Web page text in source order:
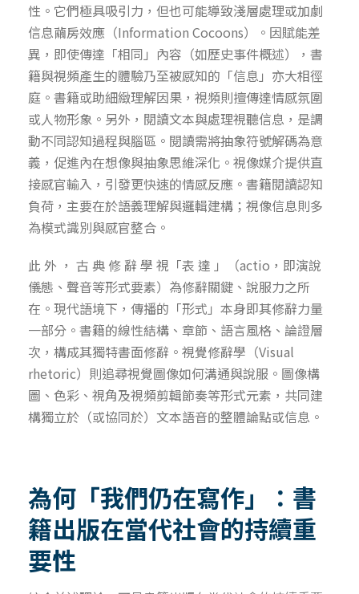
性。它們極具吸引力，但也可能導致淺層處理或加劇
信息繭房效應（Information Cocoons）。因賦能差
異，即使傳達「相同」內容（如歷史事件概述），書
籍與視頻產生的體驗乃至被感知的「信息」亦大相徑
庭。書籍或助細緻理解因果，視頻則擅傳達情感氛圍
或人物形象。另外，閱讀文本與處理視聽信息，是調
動不同認知過程與腦區。閱讀需將抽象符號解碼為意
義，促進內在想像與抽象思維深化。視像媒介提供直
接感官輸入，引發更快速的情感反應。書籍閱讀認知
負荷，主要在於語義理解與邏輯建構；視像信息則多
為模式識別與感官整合。
此 外 ， 古 典 修 辭 學 視「表 達 」（actio，即演說
儀態、聲音等形式要素）為修辭關鍵、說服力之所
在。現代語境下，傳播的「形式」本身即其修辭力量
一部分。書籍的線性結構、章節、語言風格、論證層
次，構成其獨特書面修辭。視覺修辭學（Visual
rhetoric）則追尋視覺圖像如何溝通與說服。圖像構
圖、色彩、視角及視頻剪輯節奏等形式元素，共同建
構獨立於（或協同於）文本語音的整體論點或信息。
為何「我們仍在寫作」：書
籍出版在當代社會的持續重
要性